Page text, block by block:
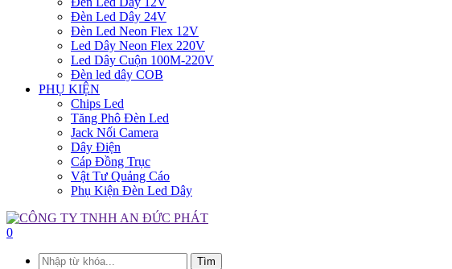
Đèn Led Dây 24V
Đèn Led Neon Flex 12V
Led Dây Neon Flex 220V
Led Dây Cuộn 100M-220V
Đèn led dây COB
PHỤ KIỆN
Chips Led
Tăng Phô Đèn Led
Jack Nối Camera
Dây Điện
Cáp Đồng Trục
Vật Tư Quảng Cáo
Phụ Kiện Đèn Led Dây
0
Tìm